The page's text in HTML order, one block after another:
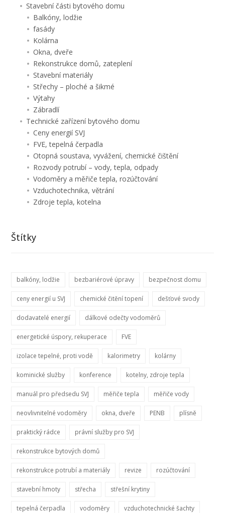
Stavební části bytového domu
Balkóny, lodžie
fasády
Kolárna
Okna, dveře
Rekonstrukce domů, zateplení
Stavební materiály
Střechy – ploché a šikmé
Výtahy
Zábradlí
Technické zařízení bytového domu
Ceny energií SVJ
FVE, tepelná čerpadla
Otopná soustava, vyvážení, chemické čištění
Rozvody potrubí – vody, tepla, odpady
Vodoměry a měřiče tepla, rozúčtování
Vzduchotechnika, větrání
Zdroje tepla, kotelna
Štítky
balkóny, lodžie bezbariérové úpravy bezpečnost domu
ceny energií u SVJ chemické čitění topení dešťové svody
dodavatelé energií dálkové odečty vodoměrů
energetické úspory, rekuperace FVE
izolace tepelné, proti vodě kalorimetry kolárny
kominické služby konference kotelny, zdroje tepla
manuál pro předsedu SVJ měřiče tepla měřiče vody
neovlivnitelné vodoměry okna, dveře PENB plísně
praktický rádce právní služby pro SVJ
rekonstrukce bytových domů
rekonstrukce potrubí a materiály revize rozúčtování
stavební hmoty střecha střešní krytiny
tepelná čerpadla vodoměry vzduchotechnické šachty